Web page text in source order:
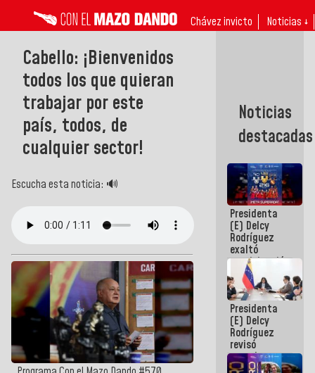
Chávez invicto Noticias ↓
Cabello: ¡Bienvenidos
todos los que quieran
trabajar por este
país, todos, de
cualquier sector!
Escucha esta noticia: 🔊
Noticias
destacadas
Presidenta
(E) Delcy
Rodríguez
exaltó
participación
de
Venezuela
en Juegos
Centroamericanos
y del Caribe
2026
Presidenta
(E) Delcy
Rodríguez
revisó
agenda
económica y